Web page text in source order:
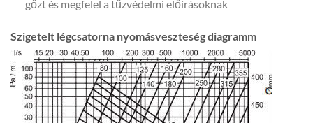
gőzt és megfelel a tűzvédelmi előírásoknak
Szigetelt légcsatorna nyomásveszteség diagramm